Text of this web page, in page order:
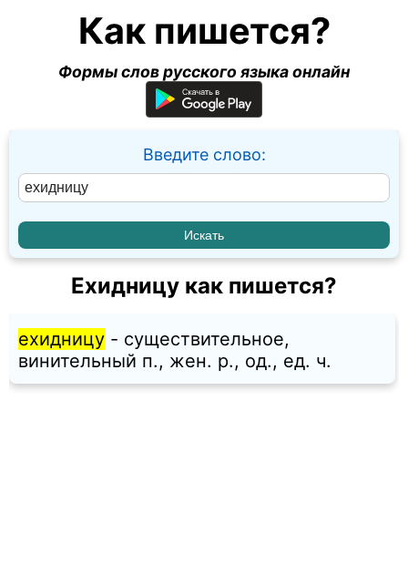
Как пишется?
Формы слов русского языка онлайн
Введите слово:
Ехидницу как пишется?
ехидницу - существительное,
винительный п., жен. p., од., ед. ч.